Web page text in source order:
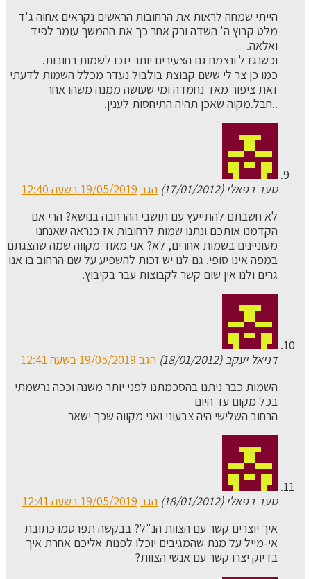
הייתי שמחה לראות את הרחובות הראשים נקראים אחוה ג'ד
מלט קבוץ ה' השדה ורק אחר כך את ההמשך עומר לפיד
ואלאה.
וכשנגדל ונצמח גם הצעירים יותר יזכו לשמות רחובות.
כמו כן צר לי ששם קבוצת בולבול נעדר מכלל השמות לדעתי
זאת ציפור מאד נחמדה ומי שעושה ממנה משהו אחר
..חבל.מקוה שאכן תהיה התיחסות לענין.
סער רפאלי (17/01/2012) הגב 19/05/2019 בשעה 12:40
לא חשבתם להתייעץ עם תושבי ההרחבה בנושא? הרי אם
הקדמנו אותכם ונתנו שמות לרחובות אז כנראה שאנחנו
מעוניינים בשמות אחרים, לא? אני מאוד מקווה שמה שהצגתם
במפה אינו סופי. גם לנו יש זכות להשפיע על שם הרחוב בו אנו
גרים ולנו אין שום קשר לקבוצות עבר בקיבוץ.
דניאל יעקב (18/01/2012) הגב 19/05/2019 בשעה 12:41
השמות כבר ניתנו בהסכמתנו לפני יותר משנה וככה נרשמתי
בכל מקום עד היום
הרחוב השלישי היה צבעוני ואני מקווה שכך ישאר
סער רפאלי (18/01/2012) הגב 19/05/2019 בשעה 12:41
איך יוצרים קשר עם הצוות הנ"ל? בבקשה תפרסמו כתובת
אי-מייל על מנת שהמגיבים יוכלו לפנות אליכם אחרת איך
בדיוק יצרו קשר עם אנשי הצוות?